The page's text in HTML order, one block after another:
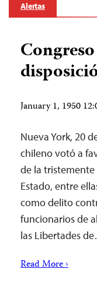
Alertas
January 1, 1950
Nueva York, 20
chileno votó a
de la tristemente
Estado, entre
como delito
funcionarios de
las Libertades
Read More ›